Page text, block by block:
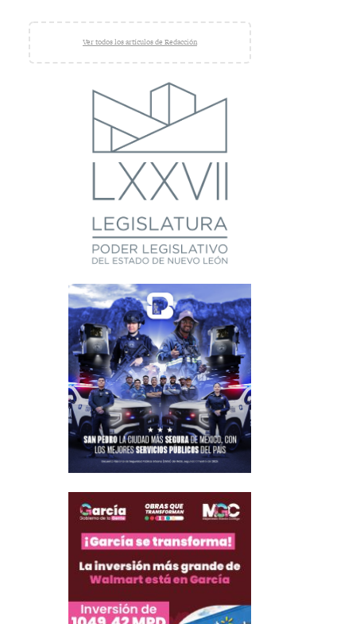
Ver todos los artículos de Redacción